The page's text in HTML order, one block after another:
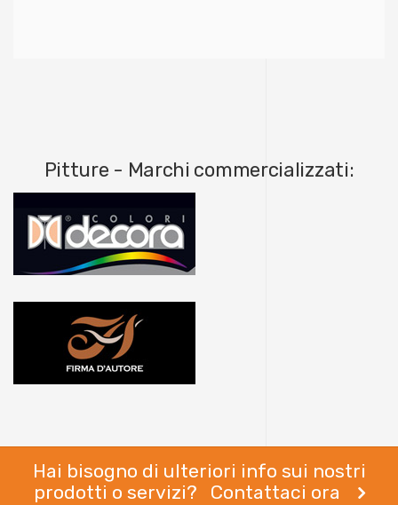
Pitture - Marchi commercializzati:
Hai bisogno di ulteriori info sui nostri
prodotti o servizi? Contattaci ora